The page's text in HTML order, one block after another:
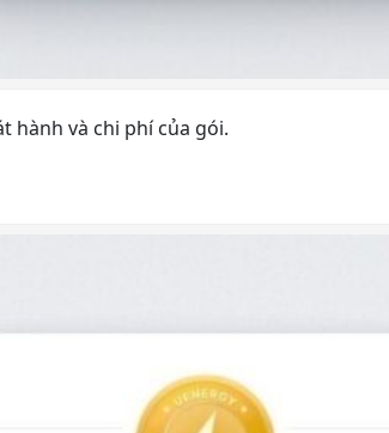
hành và chi phí của gói.